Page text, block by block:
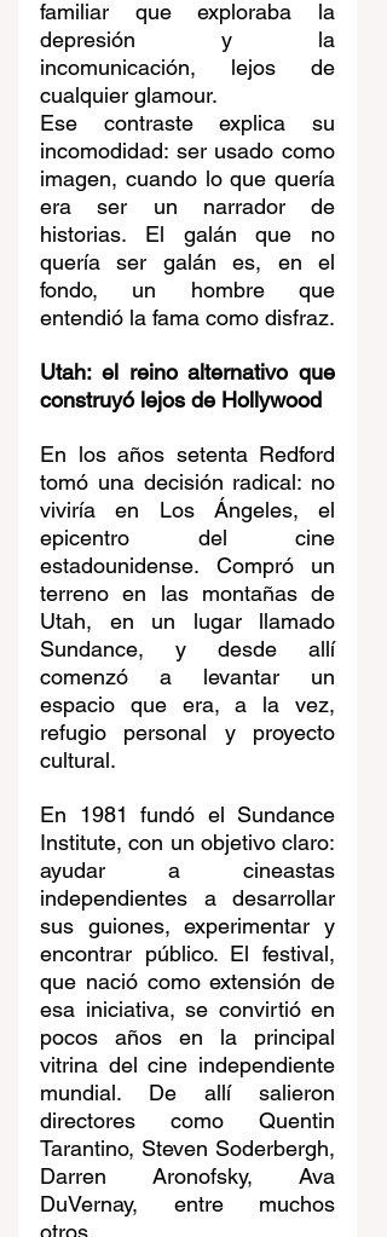
familiar que exploraba la
depresión y la
incomunicación, lejos de
cualquier glamour.
Ese contraste explica su
incomodidad: ser usado como
imagen, cuando lo que quería
era ser un narrador de
historias. El galán que no
quería ser galán es, en el
fondo, un hombre que
entendió la fama como disfraz.
Utah: el reino alternativo que
construyó lejos de Hollywood
En los años setenta Redford
tomó una decisión radical: no
viviría en Los Ángeles, el
epicentro del cine
estadounidense. Compró un
terreno en las montañas de
Utah, en un lugar llamado
Sundance, y desde allí
comenzó a levantar un
espacio que era, a la vez,
refugio personal y proyecto
cultural.
En 1981 fundó el Sundance
Institute, con un objetivo claro:
ayudar a cineastas
independientes a desarrollar
sus guiones, experimentar y
encontrar público. El festival,
que nació como extensión de
esa iniciativa, se convirtió en
pocos años en la principal
vitrina del cine independiente
mundial. De allí salieron
directores como Quentin
Tarantino, Steven Soderbergh,
Darren Aronofsky, Ava
DuVernay, entre muchos
otros.